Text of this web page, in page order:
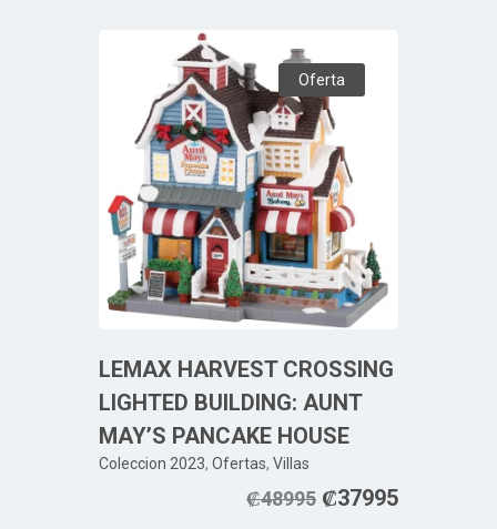
Oferta
LEMAX HARVEST CROSSING
LIGHTED BUILDING: AUNT
MAY’S PANCAKE HOUSE
Coleccion 2023, Ofertas, Villas
₡48995 ₡37995